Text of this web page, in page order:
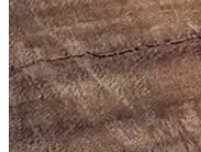
Puma Shuffle
Puma Shuffle 309668-25,
Slazenger
Slazenger MAROON I